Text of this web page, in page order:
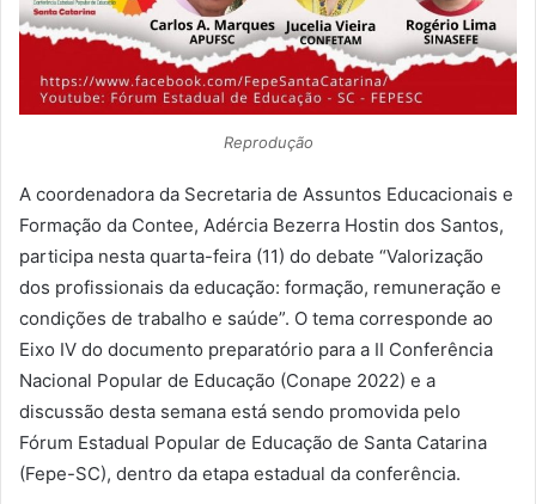
Reprodução
A coordenadora da Secretaria de Assuntos Educacionais e
Formação da Contee, Adércia Bezerra Hostin dos Santos,
participa nesta quarta-feira (11) do debate “Valorização
dos profissionais da educação: formação, remuneração e
condições de trabalho e saúde”. O tema corresponde ao
Eixo IV do documento preparatório para a II Conferência
Nacional Popular de Educação (Conape 2022) e a
discussão desta semana está sendo promovida pelo
Fórum Estadual Popular de Educação de Santa Catarina
(Fepe-SC), dentro da etapa estadual da conferência.